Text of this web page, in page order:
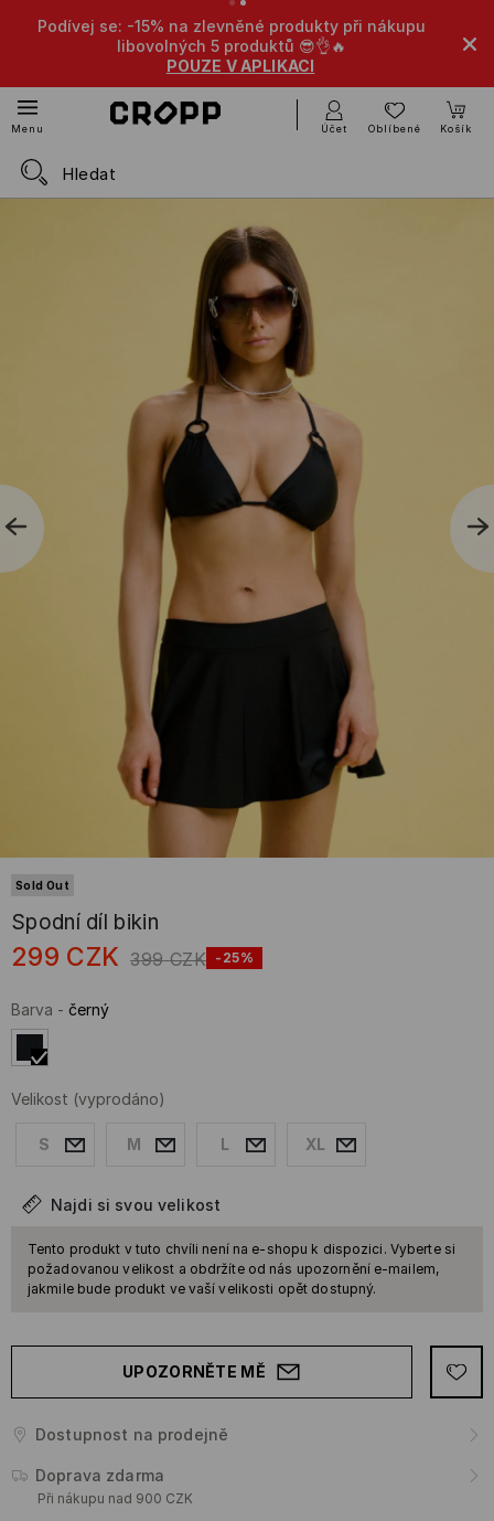
Podívej se: -15% na zlevněné produkty při nákupu
libovolných 5 produktů 😎👌🔥
POUZE V APLIKACI
Menu Účet Oblíbené Košík
Sold Out
Spodní díl bikin
299 CZK 399 CZK -25%
Barva - černý
Velikost (vyprodáno)
S M L XL
Najdi si svou velikost
Tento produkt v tuto chvíli není na e-shopu k dispozici. Vyberte si
požadovanou velikost a obdržíte od nás upozornění e-mailem,
jakmile bude produkt ve vaší velikosti opět dostupný.
UPOZORNĚTE MĚ
Dostupnost na prodejně
Doprava zdarma
Při nákupu nad 900 CZK